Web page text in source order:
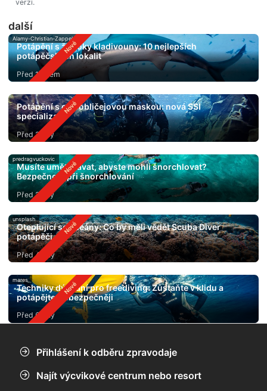
verzi.
další
Alamy-Christian-Zappel
Potápění s žraloky kladivouny: 10 nejlepších
potápěčských lokalit
Před 1 dnem
Potápění s celoobličejovou maskou: nová SSI
specializace
Před 2 dny
predragvuckovic
Musíte umět plavat, abyste mohli šnorchlovat?
Bezpečnost při šnorchlování
Před 2 dny
unsplash
Oteplující se oceány: Co by měli vědět Scuba Diver
potápěči
Před 4 dny
mares
Techniky dýchání pro freediving: Zůstaňte v klidu a
potápějte se bezpečněji
Před 6 dny
Přihlášení k odběru zpravodaje
Najít výcvikové centrum nebo resort